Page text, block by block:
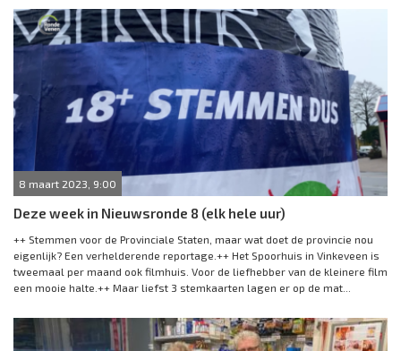
Vorig uur
Volgend uur
Inklappen
8 maart 2023, 9:00
Deze week in Nieuwsronde 8 (elk hele uur)
++ Stemmen voor de Provinciale Staten, maar wat doet de provincie nou
eigenlijk? Een verhelderende reportage.++ Het Spoorhuis in Vinkeveen is
tweemaal per maand ook filmhuis. Voor de liefhebber van de kleinere film
een mooie halte.++ Maar liefst 3 stemkaarten lagen er op de mat...